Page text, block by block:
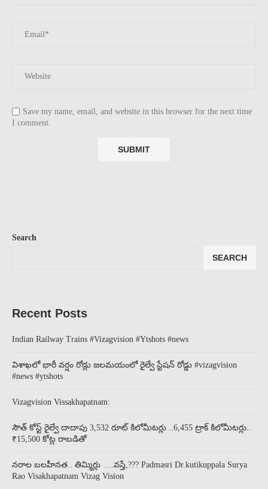
Save my name, email, and website in this browser for the next time
I comment.
Search
SEARCH
Recent Posts
Indian Railway Trains #Vizagvision #Ytshots #news
విశాఖలో భారీ వర్షం రోడ్లు జలమయంలో రైల్వే స్టేషన్ రోడ్డు #vizagvision
#news #ytshots
Vizagvision Vissakhapatnam:
సౌత్ కోస్ట్ రైల్వే దాదాపు 3,532 రూట్ కిలోమీటర్లు ..6,455 ట్రాక్ కిలోమీటర్లు..
₹15,500 కోట్ల రాబడితో
నరాల బలహీనత.. తిమ్మిర్లు ….వస్తే,??? Padmasri Dr.kutikuppala Surya
Rao Visakhapatnam Vizag Vision